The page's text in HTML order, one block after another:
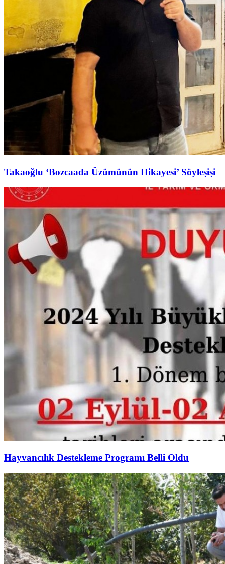
Takaoğlu ‘Bozcaada Üzümünün Hikayesi’ Söyleşişi
Hayvancılık Destekleme Programı Belli Oldu